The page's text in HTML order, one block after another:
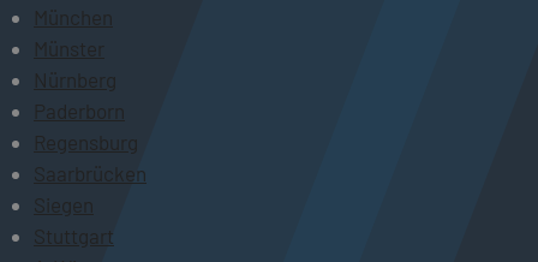
München
Münster
Nürnberg
Paderborn
Regensburg
Saarbrücken
Siegen
Stuttgart